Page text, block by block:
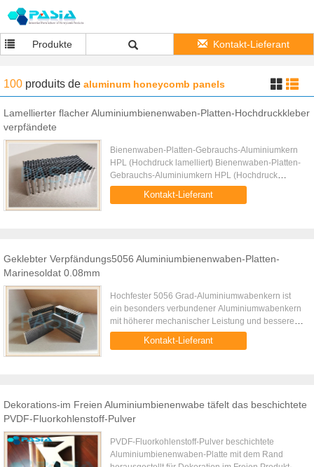
Produkte Kontakt-Lieferant
100 produits de aluminum honeycomb panels
Lamellierter flacher Aluminiumbienenwaben-Platten-Hochdruckkleber
verpfändete
Bienenwaben-Platten-Gebrauchs-Aluminiumkern
HPL (Hochdruck lamelliert) Bienenwaben-Platten-
Gebrauchs-Aluminiumkern HPL (Hochdruck
lamelliert) wird von der abgefetteten
Aluminiumfolie von 0,05-Millimeter-starkem ...
Kontakt-Lieferant
Geklebter Verpfändungs5056 Aluminiumbienenwaben-Platten-
Marinesoldat 0.08mm
Hochfester 5056 Grad-Aluminiumwabenkern ist
ein besonders verbundener Aluminiumwabenkern
mit höherer mechanischer Leistung und besserem
Korrosionsbeständigkeitseigentum. Eigenschaften:
• Geringes Gewicht...
Kontakt-Lieferant
Dekorations-im Freien Aluminiumbienenwabe täfelt das beschichtete
PVDF-Fluorkohlenstoff-Pulver
PVDF-Fluorkohlenstoff-Pulver beschichtete
Aluminiumbienenwaben-Platte mit dem Rand